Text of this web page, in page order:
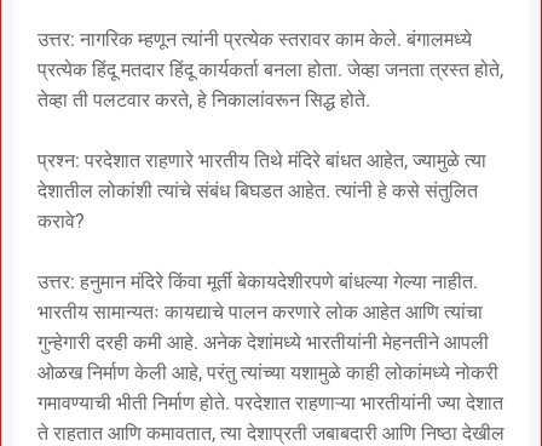
उत्तर: नागरिक म्हणून त्यांनी प्रत्येक स्तरावर काम केले. बंगालमध्ये
प्रत्येक हिंदू मतदार हिंदू कार्यकर्ता बनला होता. जेव्हा जनता त्रस्त होते,
तेव्हा ती पलटवार करते, हे निकालांवरून सिद्ध होते.
प्रश्न: परदेशात राहणारे भारतीय तिथे मंदिरे बांधत आहेत, ज्यामुळे त्या
देशातील लोकांशी त्यांचे संबंध बिघडत आहेत. त्यांनी हे कसे संतुलित
करावे?
उत्तर: हनुमान मंदिरे किंवा मूर्ती बेकायदेशीरपणे बांधल्या गेल्या नाहीत.
भारतीय सामान्यतः कायद्याचे पालन करणारे लोक आहेत आणि त्यांचा
गुन्हेगारी दरही कमी आहे. अनेक देशांमध्ये भारतीयांनी मेहनतीने आपली
ओळख निर्माण केली आहे, परंतु त्यांच्या यशामुळे काही लोकांमध्ये नोकरी
गमावण्याची भीती निर्माण होते. परदेशात राहणाऱ्या भारतीयांनी ज्या देशात
ते राहतात आणि कमावतात, त्या देशाप्रती जबाबदारी आणि निष्ठा देखील